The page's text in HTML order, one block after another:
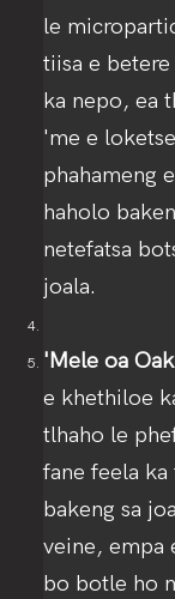
le
tiisa e
ka nepo, ea
'me e
phahameng
haholo
netefatsa
joala.
'Mele oa
e khethiloe
tlhaho le
fane feela
bakeng sa
veine, empa
bo botle ho